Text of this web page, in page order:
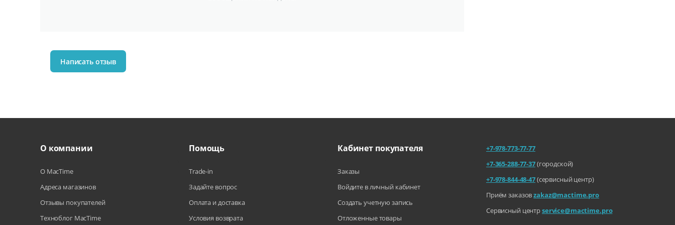
Написать отзыв
О компании
О MacTime
Адреса магазинов
Отзывы покупателей
Техноблог MacTime
Помощь
Trade-in
Задайте вопрос
Оплата и доставка
Условия возврата
Кабинет покупателя
Заказы
Войдите в личный кабинет
Создать учетную запись
Отложенные товары
+7-978-773-77-77
+7-365-288-77-37(городской)
+7-978-844-48-47(сервисный центр)
Приём заказовzakaz@mactime.pro
Сервисный центрservice@mactime.pro